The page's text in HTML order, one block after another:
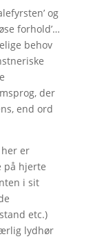
og
forhold’…
behov
der
end ord
er
på hjerte
i sit
etc.)
lydhør